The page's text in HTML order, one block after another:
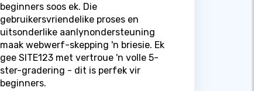
beginners soos ek. Die
gebruikersvriendelike proses en
uitsonderlike aanlynondersteuning
maak webwerf-skepping 'n briesie. Ek
gee SITE123 met vertroue 'n volle 5-
ster-gradering - dit is perfek vir
beginners.